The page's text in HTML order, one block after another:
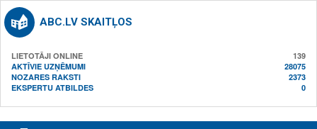
ABC.LV SKAITĻOS
LIETOTĀJI ONLINE
139
AKTĪVIE UZŅĒMUMI
28075
NOZARES RAKSTI
2373
EKSPERTU ATBILDES
0